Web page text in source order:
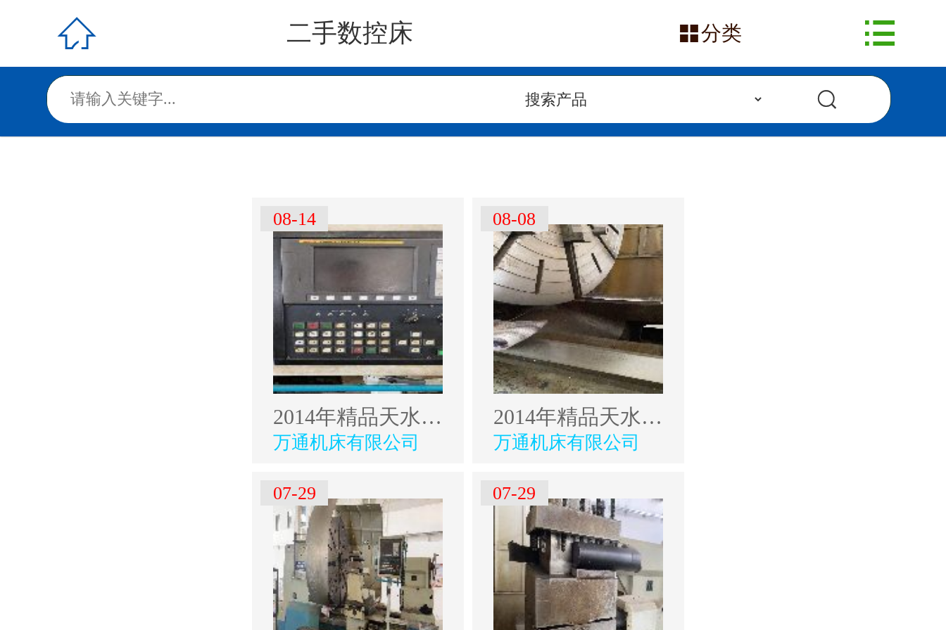
发布采购
 二手数控床 分类 
08-14
2014年精品天水星火611601500数控卧车
万通机床有限公司
08-08
2014年精品天水星火611601500数控卧车
万通机床有限公司
07-29 07-29